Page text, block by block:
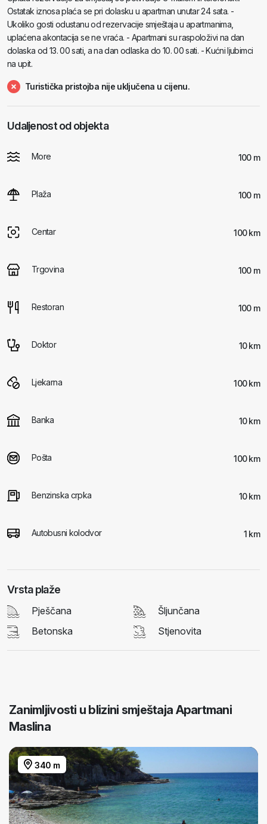
Ostatak iznosa plaća se pri dolasku u apartman unutar 24 sata. -
Ukoliko gosti odustanu od rezervacije smještaja u apartmanima,
uplaćena akontacija se ne vraća. - Apartmani su raspoloživi na dan
dolaska od 13. 00 sati, a na dan odlaska do 10. 00 sati. - Kućni ljubimci
na upit.
Turistička pristojba nije uključena u cijenu.
Udaljenost od objekta
More 100 m
Plaža 100 m
Centar 100 km
Trgovina 100 m
Restoran 100 m
Doktor 10 km
Ljekarna 100 km
Banka 10 km
Pošta 100 km
Benzinska crpka 10 km
Autobusni kolodvor 1 km
Vrsta plaže
Pješčana
Šljunčana
Betonska
Stjenovita
Zanimljivosti u blizini smještaja Apartmani
Maslina
340 m